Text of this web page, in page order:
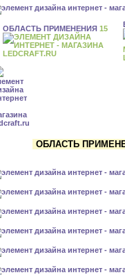
ОБЛАСТЬ ПРИМЕНЕНИЯ 15
ОБЛАСТЬ